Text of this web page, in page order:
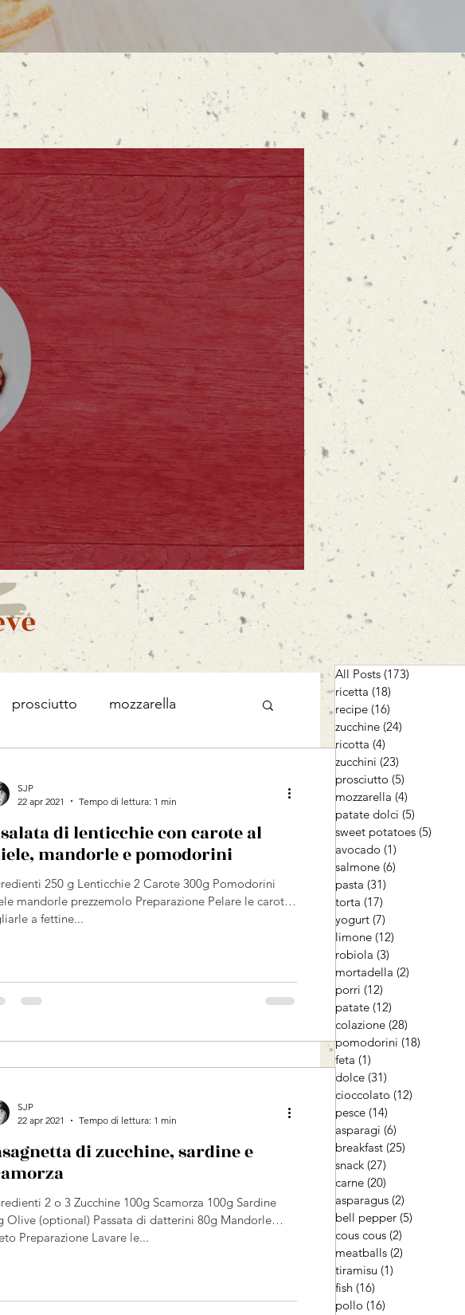
All Posts (173)
ricetta (18)
recipe (16)
zucchine (24)
ricotta (4)
zucchini (23)
prosciutto (5)
mozzarella (4)
patate dolci (5)
sweet potatoes (5)
avocado (1)
salmone (6)
pasta (31)
torta (17)
yogurt (7)
limone (12)
robiola (3)
mortadella (2)
porri (12)
patate (12)
colazione (28)
pomodorini (18)
feta (1)
dolce (31)
cioccolato (12)
pesce (14)
asparagi (6)
breakfast (25)
snack (27)
carne (20)
asparagus (2)
bell pepper (5)
cous cous (2)
meatballs (2)
tiramisu (1)
fish (16)
pollo (16)
prosciutto mozzarella
feta dolce
asparagus
SJP
22 apr 2021
Tempo di lettura: 1 min
di lenticchie con carote al
mandorle e pomodorini
250 g Lenticchie 2 Carote 300g Pomodorini
mandorle prezzemolo Preparazione Pelare le carote,
a fettine...
SJP
22 apr 2021
Tempo di lettura: 1 min
di zucchine, sardine e
2 o 3 Zucchine 100g Scamorza 100g Sardine
Olive (optional) Passata di datterini 80g Mandorle
Preparazione Lavare le...